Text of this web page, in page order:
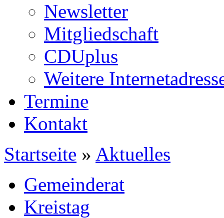
Newsletter
Mitgliedschaft
CDUplus
Weitere
Termine
Kontakt
Startseite » Aktuelles
Gemeinderat
Kreistag